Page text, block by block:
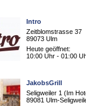
Intro
Zeitblomstrasse 37
89073 Ulm
Heute geöffnet:
10:00 Uhr - 01:00
JakobsGrill
Seligweiler 1 (Im
89081 Ulm-